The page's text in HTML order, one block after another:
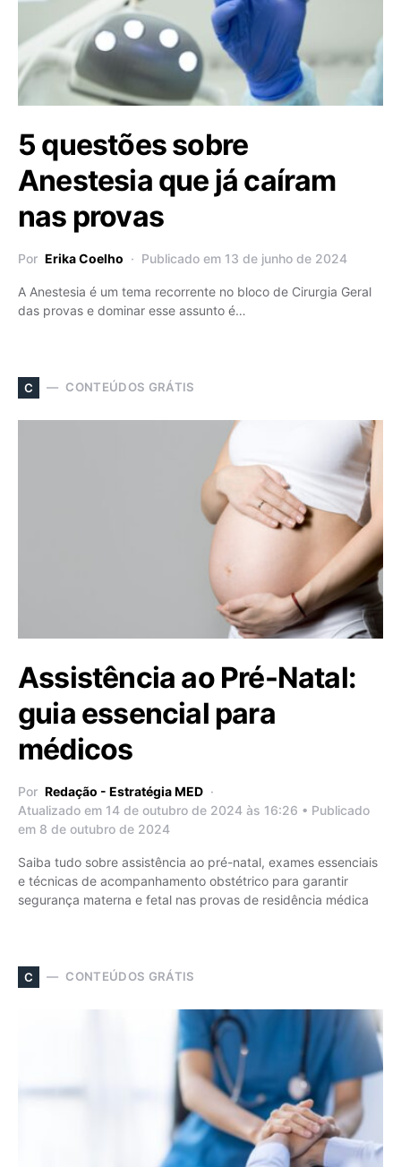
5 questões sobre
Anestesia que já caíram
nas provas
Por Erika Coelho Publicado em 13 de junho de 2024
A Anestesia é um tema recorrente no bloco de Cirurgia Geral
das provas e dominar esse assunto é…
C CONTEÚDOS GRÁTIS
Assistência ao Pré-Natal:
guia essencial para
médicos
Por Redação - Estratégia MED
Atualizado em 14 de outubro de 2024 às 16:26 • Publicado
em 8 de outubro de 2024
Saiba tudo sobre assistência ao pré-natal, exames essenciais
e técnicas de acompanhamento obstétrico para garantir
segurança materna e fetal nas provas de residência médica
C CONTEÚDOS GRÁTIS